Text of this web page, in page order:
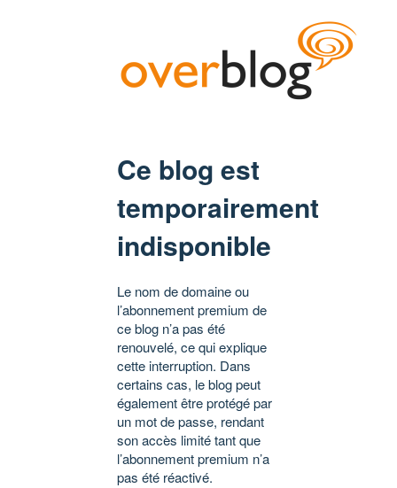
Ce blog est
temporairement
indisponible
Le nom de domaine ou
l’abonnement premium de
ce blog n’a pas été
renouvelé, ce qui explique
cette interruption. Dans
certains cas, le blog peut
également être protégé par
un mot de passe, rendant
son accès limité tant que
l’abonnement premium n’a
pas été réactivé.